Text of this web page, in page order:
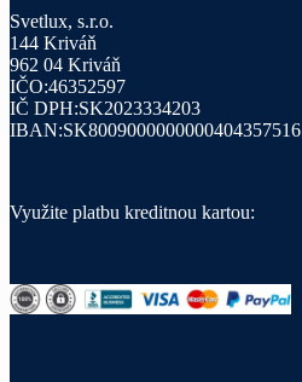
Svetlux, s.r.o.
144 Kriváň
962 04 Kriváň
IČO:46352597
IČ DPH:SK2023334203
IBAN:SK8009000000000404357516
Využite platbu kreditnou kartou: